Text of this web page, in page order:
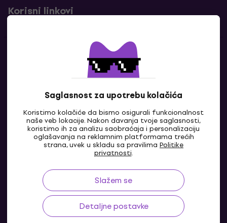
Saglasnost za upotrebu kolačića
Koristimo kolačiće da bismo osigurali funkcionalnost
naše veb lokacije. Nakon davanja tvoje saglasnosti,
koristimo ih za analizu saobraćaja i personalizaciju
oglašavanja na reklamnim platformama trećih
strana, uvek u skladu sa pravilima Politike
privatnosti.
Slažem se
Detaljne postavke
Korisni linkovi
Kontakti
Kontaktiraj nas
RS